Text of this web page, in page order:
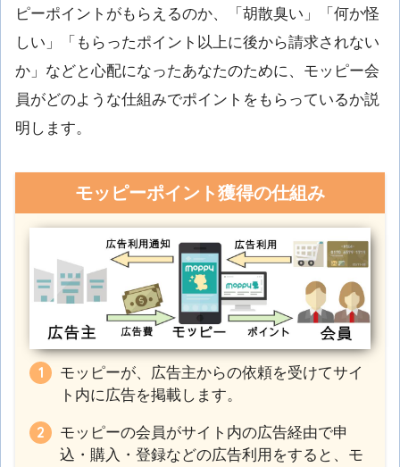
ピーポイントがもらえるのか、「胡散臭い」「何か怪
しい」「もらったポイント以上に後から請求されない
か」などと心配になったあなたのために、モッピー会
員がどのような仕組みでポイントをもらっているか説
明します。
モッピーポイント獲得の仕組み
モッピーが、広告主からの依頼を受けてサイ
ト内に広告を掲載します。
モッピーの会員がサイト内の広告経由で申
込・購入・登録などの広告利用をすると、モ